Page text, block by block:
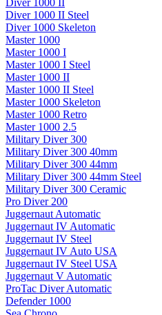
Diver 1000 II
Diver 1000 II Steel
Diver 1000 Skeleton
Master 1000
Master 1000 I
Master 1000 I Steel
Master 1000 II
Master 1000 II Steel
Master 1000 Skeleton
Master 1000 Retro
Master 1000 2.5
Military Diver 300
Military Diver 300 40mm
Military Diver 300 44mm
Military Diver 300 44mm Steel
Military Diver 300 Ceramic
Pro Diver 200
Juggernaut Automatic
Juggernaut IV Automatic
Juggernaut IV Steel
Juggernaut IV Auto USA
Juggernaut IV Steel USA
Juggernaut V Automatic
ProTac Diver Automatic
Defender 1000